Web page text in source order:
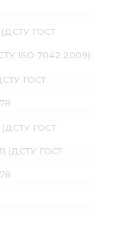
(ДСТУ ГОСТ
ISO 7042:2009)
ГОСТ
(ДСТУ ГОСТ
(ДСТУ ГОСТ